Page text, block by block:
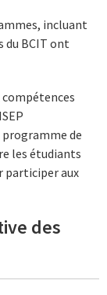
incluant
du BCIT ont
de
les étudiants
participer aux
des